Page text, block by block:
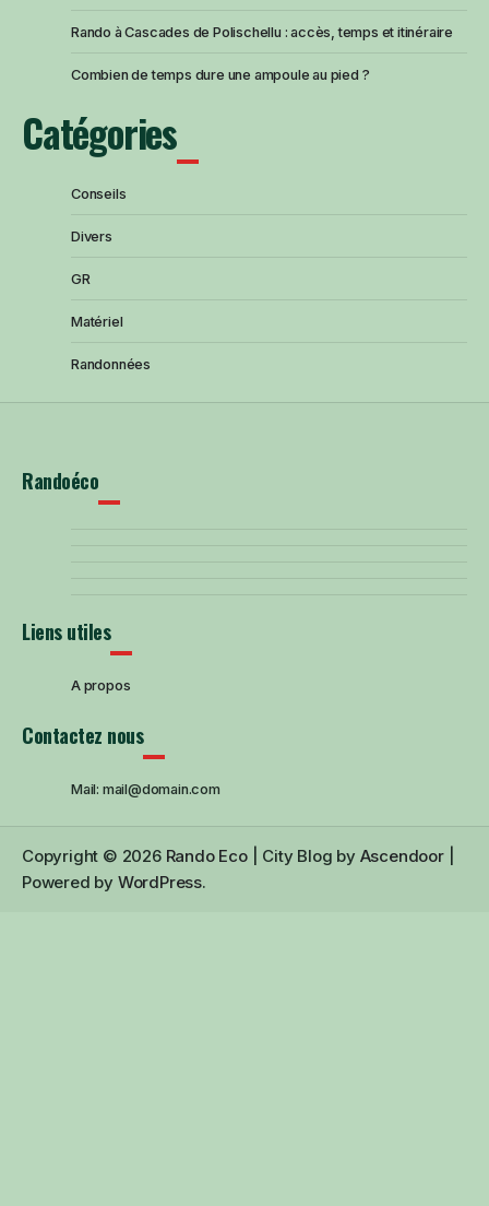
Rando à Cascades de Polischellu : accès, temps et itinéraire
Combien de temps dure une ampoule au pied ?
Catégories
Conseils
Divers
GR
Matériel
Randonnées
Randoéco
Liens utiles
A propos
Contactez nous
Mail: mail@domain.com
Copyright © 2026 Rando Eco| City Blog by Ascendoor|
Powered by WordPress.